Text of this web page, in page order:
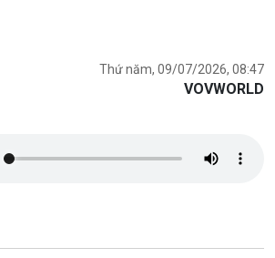
Thứ năm, 09/07/2026, 08:47
VOVWORLD